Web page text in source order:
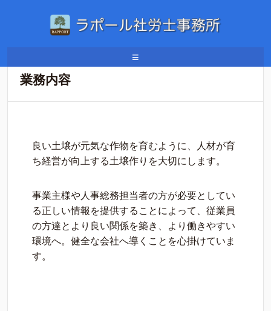
≡
業務内容
業務内容
良い土壌が元気な作物を育むように、人材が育
ち経営が向上する土壌作りを大切にします。
事業主様や人事総務担当者の方が必要としてい
る正しい情報を提供することによって、従業員
の方達とより良い関係を築き、より働きやすい
環境へ。健全な会社へ導くことを心掛けていま
す。